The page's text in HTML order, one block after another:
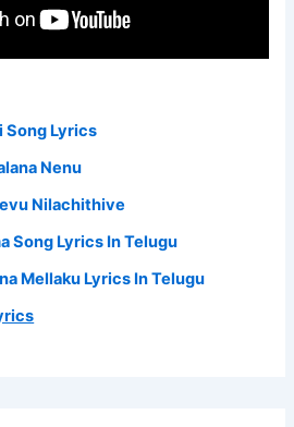
Song Lyrics
Nenu
Nilachithive
Song Lyrics In Telugu
Mellaku Lyrics In Telugu